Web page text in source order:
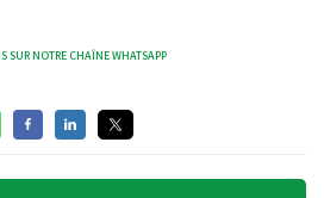
SUR NOTRE CHAÎNE WHATSAPP